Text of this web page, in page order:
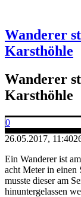
Wanderer
Karsthöhle
Wanderer
Karsthöhle
0
26.05.2017, 11:40
Ein Wanderer ist
acht Meter in einen
musste dieser am
hinuntergelassen